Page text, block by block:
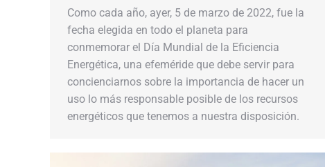
Como cada año, ayer, 5 de marzo de 2022, fue la
fecha elegida en todo el planeta para
conmemorar el Día Mundial de la Eficiencia
Energética, una efeméride que debe servir para
concienciarnos sobre la importancia de hacer un
uso lo más responsable posible de los recursos
energéticos que tenemos a nuestra disposición.